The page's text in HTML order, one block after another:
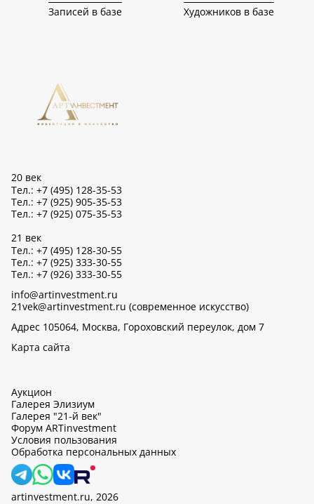
Записей в базе Художников в базе
20 век
Тел.: +7 (495) 128-35-53
Тел.: +7 (925) 905-35-53
Тел.: +7 (925) 075-35-53
21 век
Тел.: +7 (495) 128-30-55
Тел.: +7 (925) 333-30-55
Тел.: +7 (926) 333-30-55
info@artinvestment.ru
21vek@artinvestment.ru (современное искусство)
Адрес 105064, Москва, Гороховский переулок, дом 7
Карта сайта
Аукцион
Галерея Элизиум
Галерея "21-й век"
Форум ARTinvestment
Условия пользования
Обработка персональных данных
artinvestment.ru, 2026